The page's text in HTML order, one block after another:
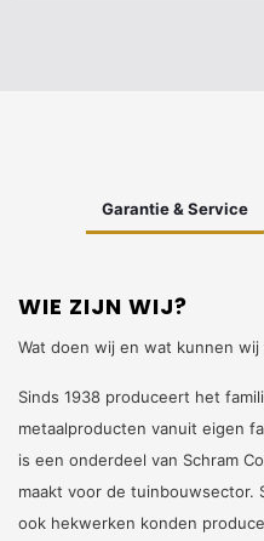
Garantie & Service
WIE ZIJN WIJ?
Wat doen wij en wat kunnen
Sinds 1938 produceert het
metaalproducten vanuit eigen
is een onderdeel van Schram
maakt voor de tuinbouwsector.
ook hekwerken konden